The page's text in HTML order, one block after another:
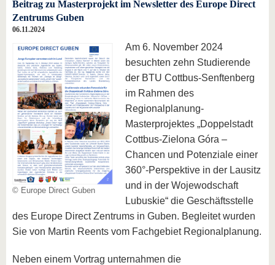
Beitrag zu Masterprojekt im Newsletter des Europe Direct
Zentrums Guben
06.11.2024
© Europe Direct Guben
Am 6. November 2024
besuchten zehn Studierende
der BTU Cottbus-Senftenberg
im Rahmen des
Regionalplanung-
Masterprojektes „Doppelstadt
Cottbus-Zielona Góra –
Chancen und Potenziale einer
360°-Perspektive in der Lausitz
und in der Wojewodschaft
Lubuskie“ die Geschäftsstelle
des Europe Direct Zentrums in Guben. Begleitet wurden
Sie von Martin Reents vom Fachgebiet Regionalplanung.
Neben einem Vortrag unternahmen die